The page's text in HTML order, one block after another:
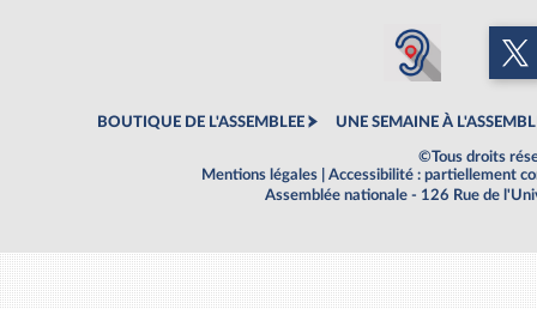
BOUTIQUE DE L'ASSEMBLEE UNE SEMAINE À
©Tous droits
Mentions légales
Accessibilité : partiellement
Assemblée nationale - 126 Rue de